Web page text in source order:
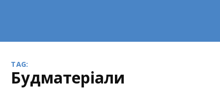
TAG:
будматеріали